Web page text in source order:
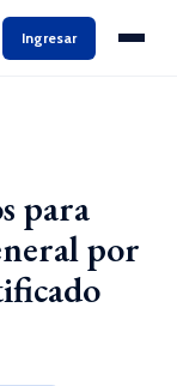
Ingresar
para
por